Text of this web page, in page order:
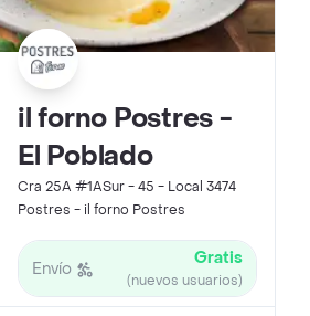
il forno Postres -
El Poblado
Cra 25A #1ASur - 45 - Local 3474
Postres - il forno Postres
Envío Gratis
(nuevos usuarios)